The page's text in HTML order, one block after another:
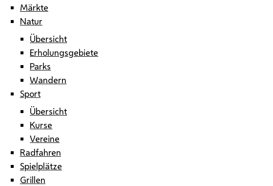
Märkte
Natur
Übersicht
Erholungsgebiete
Parks
Wandern
Sport
Übersicht
Kurse
Vereine
Radfahren
Spielplätze
Grillen